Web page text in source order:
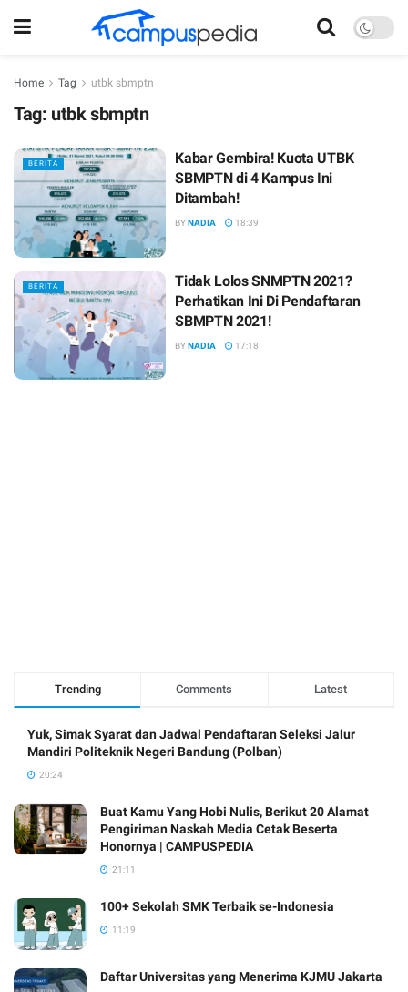
Home Tag utbk sbmptn
Tag: utbk sbmptn
BERITA
Kabar Gembira! Kuota UTBK
SBMPTN di 4 Kampus Ini
Ditambah!
BYNADIA 18:39
BERITA
Tidak Lolos SNMPTN 2021?
Perhatikan Ini Di Pendaftaran
SBMPTN 2021!
BYNADIA 17:18
Trending Comments Latest
Yuk, Simak Syarat dan Jadwal Pendaftaran Seleksi Jalur
Mandiri Politeknik Negeri Bandung (Polban)
20:24
Buat Kamu Yang Hobi Nulis, Berikut 20 Alamat
Pengiriman Naskah Media Cetak Beserta
Honornya | CAMPUSPEDIA
21:11
100+ Sekolah SMK Terbaik se-Indonesia
11:19
Daftar Universitas yang Menerima KJMU Jakarta